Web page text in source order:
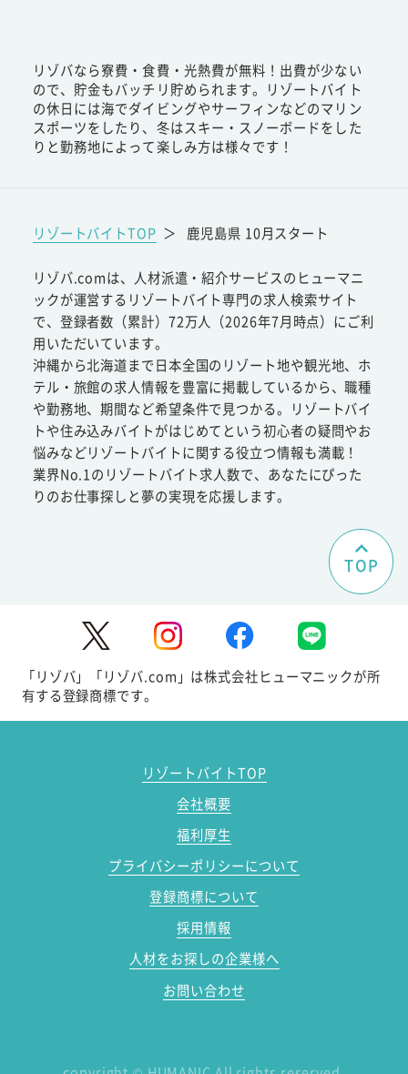
リゾバなら寮費・食費・光熱費が無料！出費が少ない
ので、貯金もバッチリ貯められます。リゾートバイト
の休日には海でダイビングやサーフィンなどのマリン
スポーツをしたり、冬はスキー・スノーボードをした
りと勤務地によって楽しみ方は様々です！
リゾートバイトTOP ＞ 鹿児島県 10月スタート
リゾバ.comは、人材派遣・紹介サービスのヒューマニ
ックが運営するリゾートバイト専門の求人検索サイト
で、登録者数（累計）72万人（2026年7月時点）にご利
用いただいています。
沖縄から北海道まで日本全国のリゾート地や観光地、ホ
テル・旅館の求人情報を豊富に掲載しているから、職種
や勤務地、期間など希望条件で見つかる。リゾートバイ
トや住み込みバイトがはじめてという初心者の疑問やお
悩みなどリゾートバイトに関する役立つ情報も満載！
業界No.1のリゾートバイト求人数で、あなたにぴった
りのお仕事探しと夢の実現を応援します。
TOP
「リゾバ」「リゾバ.com」は株式会社ヒューマニックが所
有する登録商標です。
リゾートバイトTOP
会社概要
福利厚生
プライバシーポリシーについて
登録商標について
採用情報
人材をお探しの企業様へ
お問い合わせ